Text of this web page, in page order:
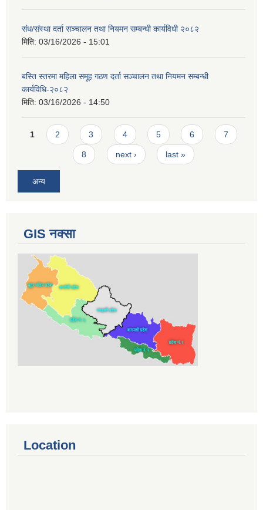
संध/संस्था दर्ता सञ्चालन तथा नियमन सम्बन्धी कार्यविधी २०८२
मिति: 03/16/2026 - 15:01
बस्ति स्तरमा महिला समूह गठण दर्ता सञ्चालन तथा नियमन सम्बन्धी
कार्यविधि-२०८२
मिति: 03/16/2026 - 14:50
Pages
1 2 3 4 5 6 7
8 next › last »
अन्य
GIS नक्सा
Location